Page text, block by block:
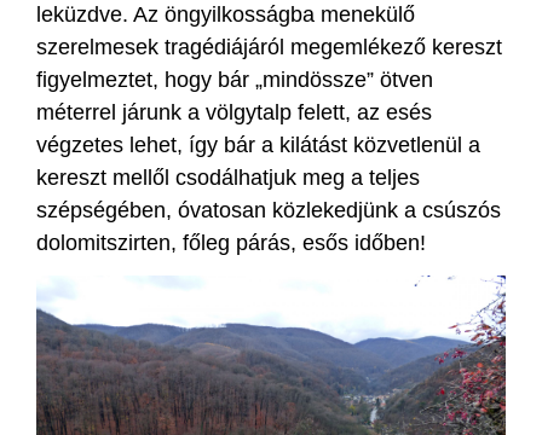
leküzdve. Az öngyilkosságba menekülő
szerelmesek tragédiájáról megemlékező kereszt
figyelmeztet, hogy bár „mindössze” ötven
méterrel járunk a völgytalp felett, az esés
végzetes lehet, így bár a kilátást közvetlenül a
kereszt mellől csodálhatjuk meg a teljes
szépségében, óvatosan közlekedjünk a csúszós
dolomitszirten, főleg párás, esős időben!